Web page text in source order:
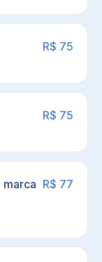
R$ 75
R$ 75
R$ 77